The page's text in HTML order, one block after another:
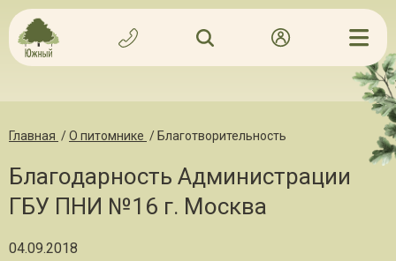
Главная /О питомнике / Благотворительность
Благодарность Администрации
ГБУ ПНИ №16 г. Москва
04.09.2018